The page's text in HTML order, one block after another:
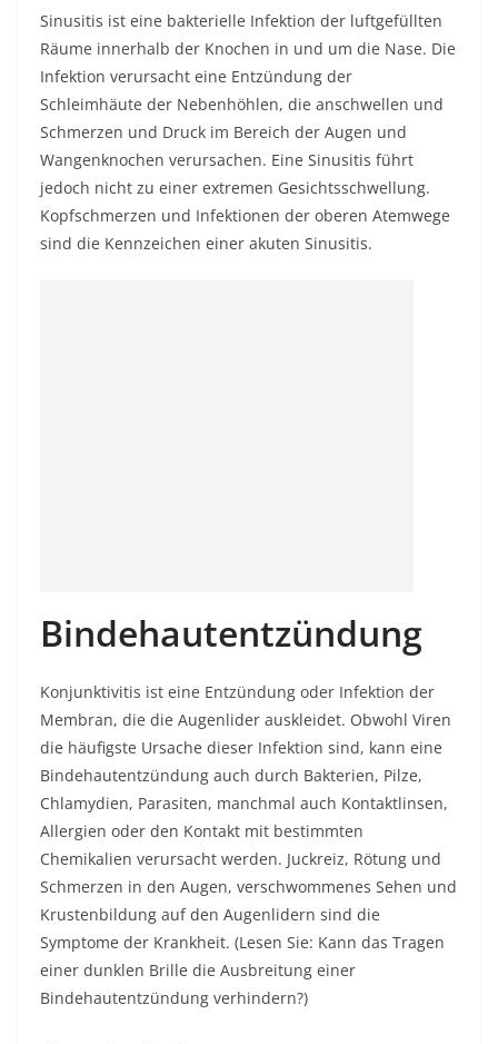
Sinusitis ist eine bakterielle Infektion der luftgefüllten
Räume innerhalb der Knochen in und um die Nase. Die
Infektion verursacht eine Entzündung der
Schleimhäute der Nebenhöhlen, die anschwellen und
Schmerzen und Druck im Bereich der Augen und
Wangenknochen verursachen. Eine Sinusitis führt
jedoch nicht zu einer extremen Gesichtsschwellung.
Kopfschmerzen und Infektionen der oberen Atemwege
sind die Kennzeichen einer akuten Sinusitis.
Bindehautentzündung
Konjunktivitis ist eine Entzündung oder Infektion der
Membran, die die Augenlider auskleidet. Obwohl Viren
die häufigste Ursache dieser Infektion sind, kann eine
Bindehautentzündung auch durch Bakterien, Pilze,
Chlamydien, Parasiten, manchmal auch Kontaktlinsen,
Allergien oder den Kontakt mit bestimmten
Chemikalien verursacht werden. Juckreiz, Rötung und
Schmerzen in den Augen, verschwommenes Sehen und
Krustenbildung auf den Augenlidern sind die
Symptome der Krankheit. (Lesen Sie: Kann das Tragen
einer dunklen Brille die Ausbreitung einer
Bindehautentzündung verhindern?)